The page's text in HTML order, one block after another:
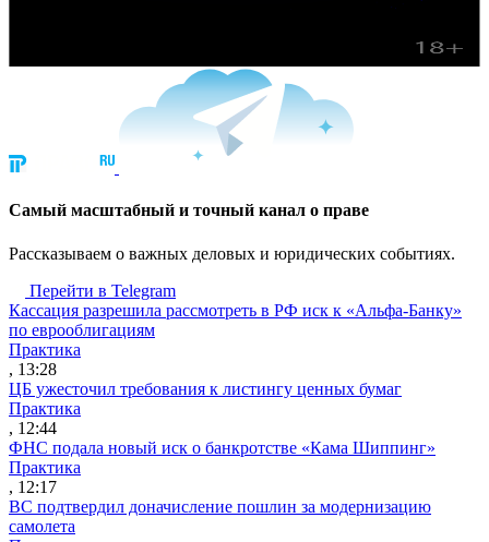
Cамый масштабный и точный канал о праве
Рассказываем о важных деловых и юридических событиях.
Перейти в Telegram
Кассация разрешила рассмотреть в РФ иск к «Альфа-Банку»
по еврооблигациям
Практика
, 13:28
ЦБ ужесточил требования к листингу ценных бумаг
Практика
, 12:44
ФНС подала новый иск о банкротстве «Кама Шиппинг»
Практика
, 12:17
ВС подтвердил доначисление пошлин за модернизацию
самолета